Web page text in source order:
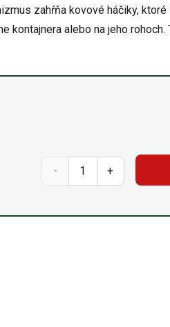
zahŕňa kovové háčiky, ktoré
kontajnera alebo na jeho rohoch.
množstvo